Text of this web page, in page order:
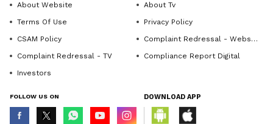
About Website
About Tv
Terms Of Use
Privacy Policy
CSAM Policy
Complaint Redressal - Website
Complaint Redressal - TV
Compliance Report Digital
Investors
FOLLOW US ON DOWNLOAD APP